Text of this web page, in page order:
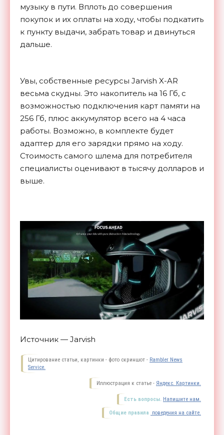
музыку в пути. Вплоть до совершения
покупок и их оплаты на ходу, чтобы подкатить
к пункту выдачи, забрать товар и двинуться
дальше.
Увы, собственные ресурсы Jarvish X-AR
весьма скудны. Это накопитель на 16 Гб, с
возможностью подключения карт памяти на
256 Гб, плюс аккумулятор всего на 4 часа
работы. Возможно, в комплекте будет
адаптер для его зарядки прямо на ходу.
Стоимость самого шлема для потребителя
специалисты оценивают в тысячу долларов и
выше.
Источник — Jarvish
Цитирование статьи, картинки - фото скриншот - Rambler News
Service.
Иллюстрация к статье - Яндекс. Картинки.
Есть вопросы. Напишите нам.
Общие правила поведения на сайте.